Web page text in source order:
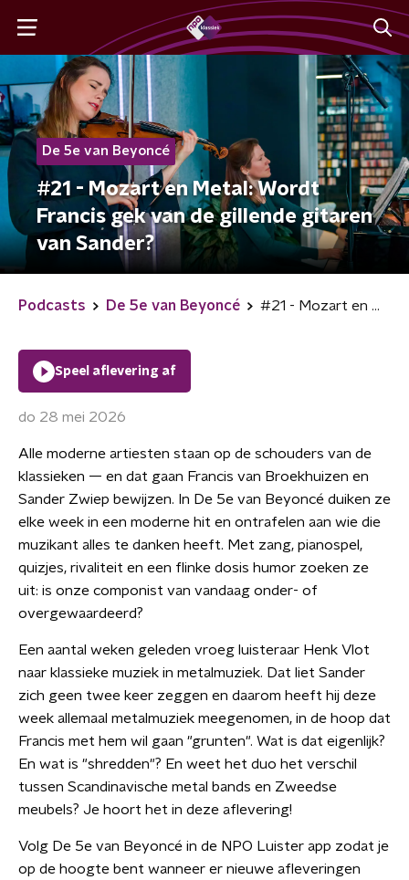
De 5e van Beyoncé
#21 - Mozart en Metal: Wordt
Francis gek van de gillende gitaren
van Sander?
Podcasts De 5e van Beyoncé #21 - Mozart en Metal: Wordt Francis gek van de gillende gitaren van Sander?
Speel aflevering af
do 28 mei 2026
Alle moderne artiesten staan op de schouders van de
klassieken — en dat gaan Francis van Broekhuizen en
Sander Zwiep bewijzen. In De 5e van Beyoncé duiken ze
elke week in een moderne hit en ontrafelen aan wie die
muzikant alles te danken heeft. Met zang, pianospel,
quizjes, rivaliteit en een flinke dosis humor zoeken ze
uit: is onze componist van vandaag onder- of
overgewaardeerd?
Een aantal weken geleden vroeg luisteraar Henk Vlot
naar klassieke muziek in metalmuziek. Dat liet Sander
zich geen twee keer zeggen en daarom heeft hij deze
week allemaal metalmuziek meegenomen, in de hoop dat
Francis met hem wil gaan "grunten". Wat is dat eigenlijk?
En wat is "shredden"? En weet het duo het verschil
tussen Scandinavische metal bands en Zweedse
meubels? Je hoort het in deze aflevering!
Volg De 5e van Beyoncé in de NPO Luister app zodat je
op de hoogte bent wanneer er nieuwe afleveringen